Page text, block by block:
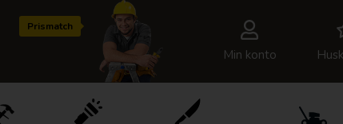
Prismatch
Min konto